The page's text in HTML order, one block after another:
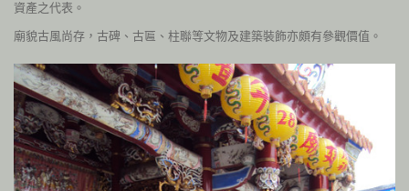
資產之代表。
廟貌古風尚存，古碑、古匾、柱聯等文物及建築裝飾亦頗有參觀價值。